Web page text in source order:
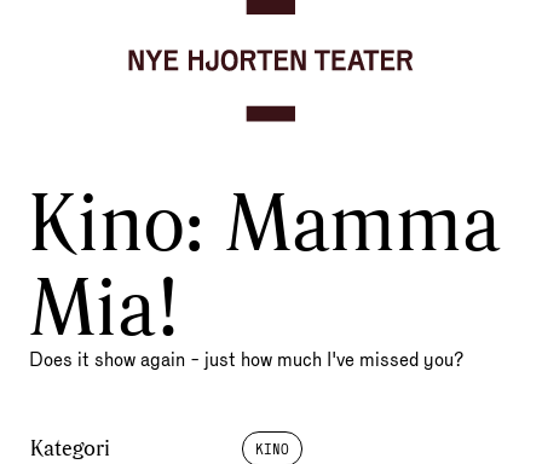
Gå til forsiden
Kino: Mamma
Mia!
Does it show again - just how much I've missed you?
Kategori KINO